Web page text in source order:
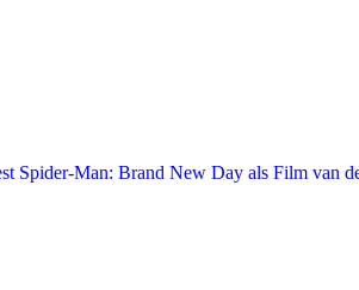
Spider-Man: Brand New Day als Film van